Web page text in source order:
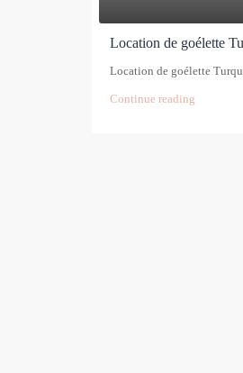
Location de goélette
Location de goélette
Continue reading